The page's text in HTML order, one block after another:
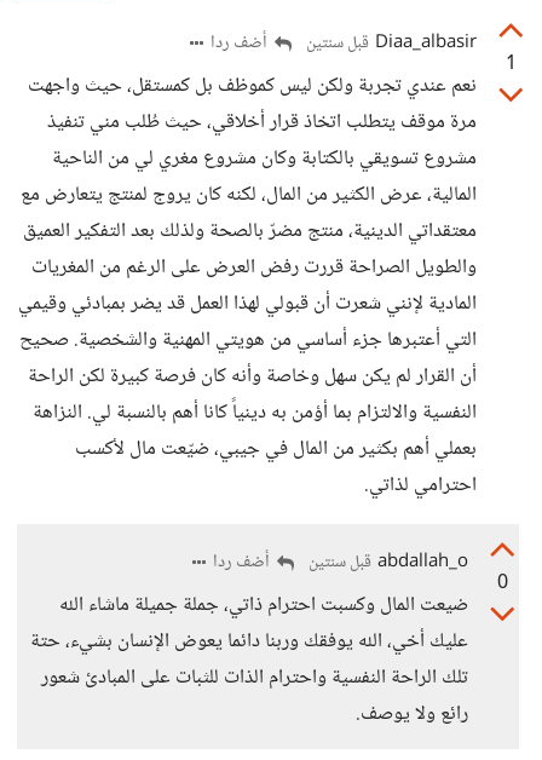
1
Diaa_albasir قبل سنتين أضف ردا
نعم عندي تجربة ولكن ليس كموظف بل كمستقل، حيث واجهت
مرة موقف يتطلب اتخاذ قرار أخلاقي، حيث طُلب مني تنفيذ
مشروع تسويقي بالكتابة وكان مشروع مغري لي من الناحية
المالية، عرض الكثير من المال، لكنه كان يروج لمنتج يتعارض مع
معتقداتي الدينية، منتج مضرّ بالصحة ولذلك بعد التفكير العميق
والطويل الصراحة قررت رفض العرض على الرغم من المغريات
المادية لإنني شعرت أن قبولي لهذا العمل قد يضر بمبادئي وقيمي
التي أعتبرها جزء أساسي من هويتي المهنية والشخصية. صحيح
أن القرار لم يكن سهل وخاصة وأنه كان فرصة كبيرة لكن الراحة
النفسية والالتزام بما أؤمن به دينياً كانا أهم بالنسبة لي. النزاهة
بعملي أهم بكثير من المال في جيبي، ضيّعت مال لأكسب
احترامي لذاتي.
0
abdallah_o قبل سنتين أضف ردا
ضيعت المال وكسبت احترام ذاتي، جملة جميلة ماشاء الله
عليك أخي، الله يوفقك وربنا دائما يعوض الإنسان بشيء، حتة
تلك الراحة النفسية واحترام الذات للثبات على المبادئ شعور
رائع ولا يوصف.